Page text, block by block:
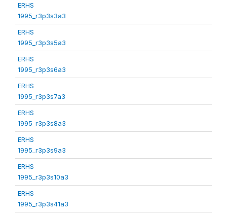
ERHS
1995_r3p3s3a3
ERHS
1995_r3p3s5a3
ERHS
1995_r3p3s6a3
ERHS
1995_r3p3s7a3
ERHS
1995_r3p3s8a3
ERHS
1995_r3p3s9a3
ERHS
1995_r3p3s10a3
ERHS
1995_r3p3s41a3